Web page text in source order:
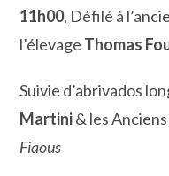
11h00, Défilé à
l’élevage Thomas
Suivie d’abrivados
Martini& les
Fiaous